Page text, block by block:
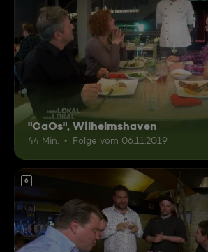
"CaOs", Wilhelmshaven
44 Min. Folge vom 06.11.2019
6